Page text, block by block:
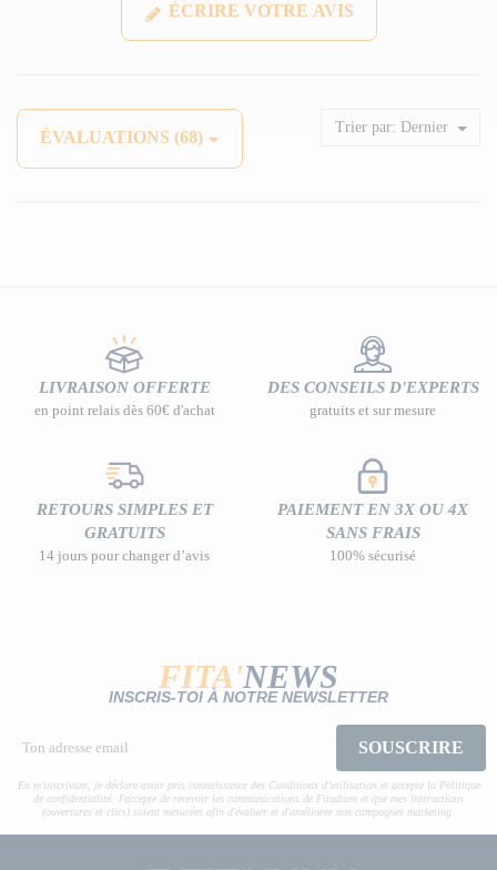
ÉCRIRE VOTRE AVIS
ÉVALUATIONS (68)
Trier par: Dernier
LIVRAISON OFFERTE
en point relais dès 60€ d'achat
DES CONSEILS D'EXPERTS
gratuits et sur mesure
RETOURS SIMPLES ET
GRATUITS
14 jours pour changer d’avis
PAIEMENT EN 3X OU 4X
SANS FRAIS
100% sécurisé
FITA'NEWS
INSCRIS-TOI À NOTRE NEWSLETTER
SOUSCRIRE
En m'inscrivant, je déclare avoir pris connaissance des Conditions d’utilisation et accepte la Politique
de confidentialité. J'accepte de recevoir les communications de Fitadium et que mes interactions
(ouvertures et clics) soient mesurées afin d'évaluer et d'améliorer nos campagnes marketing.